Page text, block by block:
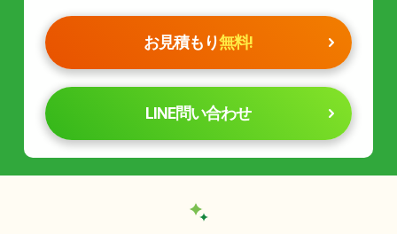
お見積もり無料!
LINE問い合わせ